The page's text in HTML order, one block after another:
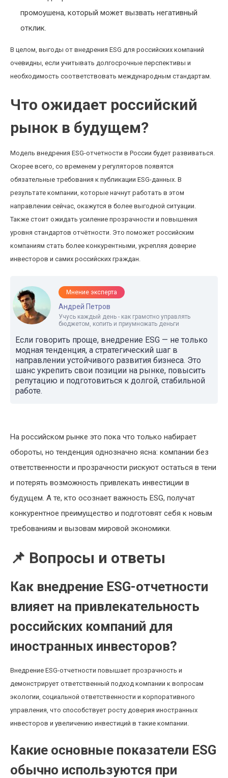
промоушена, который может вызвать негативный
отклик.
В целом, выгоды от внедрения ESG для российских компаний
очевидны, если учитывать долгосрочные перспективы и
необходимость соответствовать международным стандартам.
Что ожидает российский
рынок в будущем?
Модель внедрения ESG-отчетности в России будет развиваться.
Скорее всего, со временем у регуляторов появятся
обязательные требования к публикации ESG-данных. В
результате компании, которые начнут работать в этом
направлении сейчас, окажутся в более выгодной ситуации.
Также стоит ожидать усиление прозрачности и повышения
уровня стандартов отчётности. Это поможет российским
компаниям стать более конкурентными, укрепляя доверие
инвесторов и самих российских граждан.
Мнение эксперта
Андрей Петров
Учусь каждый день - как грамотно управлять
бюджетом, копить и приумножать деньги
Если говорить проще, внедрение ESG — не только
модная тенденция, а стратегический шаг в
направлении устойчивого развития бизнеса. Это
шанс укрепить свои позиции на рынке, повысить
репутацию и подготовиться к долгой, стабильной
работе.
На российском рынке это пока что только набирает
обороты, но тенденция однозначно ясна: компании без
ответственности и прозрачности рискуют остаться в тени
и потерять возможность привлекать инвестиции в
будущем. А те, кто осознает важность ESG, получат
конкурентное преимущество и подготовят себя к новым
требованиям и вызовам мировой экономики.
📌 Вопросы и ответы
Как внедрение ESG-отчетности
влияет на привлекательность
российских компаний для
иностранных инвесторов?
Внедрение ESG-отчетности повышает прозрачность и
демонстрирует ответственный подход компании к вопросам
экологии, социальной ответственности и корпоративного
управления, что способствует росту доверия иностранных
инвесторов и увеличению инвестиций в такие компании.
Какие основные показатели ESG
обычно используются при